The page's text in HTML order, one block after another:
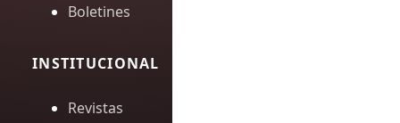
Boletines
INSTITUCIONAL
Revistas